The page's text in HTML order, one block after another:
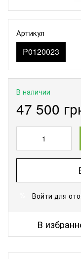
Артикул
P0120023
В наличии
47 500
Войти для
В